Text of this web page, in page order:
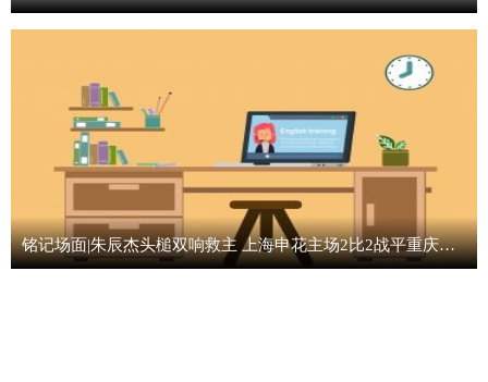
铭记场面|朱辰杰头槌双响救主 上海申花主场2比2战平重庆铜梁龙_报道